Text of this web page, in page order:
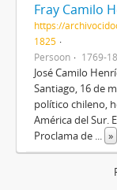
Fray Camilo
https://
1825
Persoon
1769-
José Camilo
Santiago, 16 de
político chileno,
América del Sur.
Proclama de ... »